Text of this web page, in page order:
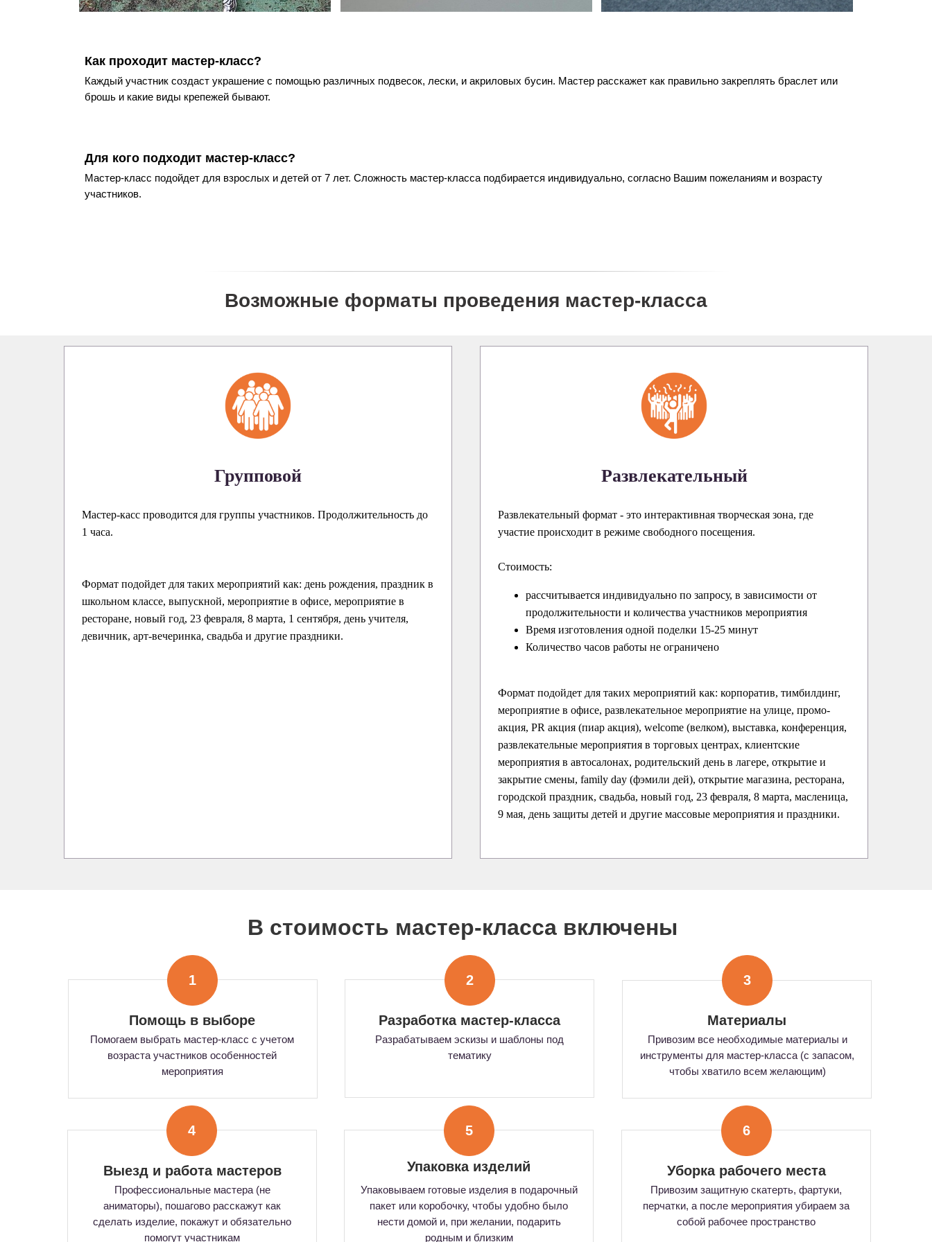
Как проходит мастер-класс?
Каждый участник создаст украшение с помощью различных подвесок, лески, и акриловых бусин. Мастер расскажет как правильно закреплять браслет или
брошь и какие виды крепежей бывают.
Для кого подходит мастер-класс?
Мастер-класс подойдет для взрослых и детей от 7 лет. Сложность мастер-класса подбирается индивидуально, согласно Вашим пожеланиям и возрасту
участников.
Возможные форматы проведения мастер-класса
Групповой
Мастер-касс проводится для группы участников. Продолжительность до
1 часа.
Формат подойдет для таких мероприятий как: день рождения, праздник в
школьном классе, выпускной, мероприятие в офисе, мероприятие в
ресторане, новый год, 23 февраля, 8 марта, 1 сентября, день учителя,
девичник, арт-вечеринка, свадьба и другие праздники.
Развлекательный
Развлекательный формат - это интерактивная творческая зона, где
участие происходит в режиме свободного посещения.
Стоимость:
рассчитывается индивидуально по запросу, в зависимости от
продолжительности и количества участников мероприятия
Время изготовления одной поделки 15-25 минут
Количество часов работы не ограничено
Формат подойдет для таких мероприятий как: корпоратив, тимбилдинг,
мероприятие в офисе, развлекательное мероприятие на улице, промо-
акция, PR акция (пиар акция), welcome (велком), выставка, конференция,
развлекательные мероприятия в торговых центрах, клиентские
мероприятия в автосалонах, родительский день в лагере, открытие и
закрытие смены, family day (фэмили дей), открытие магазина, ресторана,
городской праздник, свадьба, новый год, 23 февраля, 8 марта, масленица,
9 мая, день защиты детей и другие массовые мероприятия и праздники.
Помощь в выборе
В стоимость мастер-класса включены
Помогаем выбрать мастер-класс с учетом
возраста участников особенностей
мероприятия
1
Разработка мастер-класса
Разрабатываем эскизы и шаблоны под
тематику
2
Материалы
Привозим все необходимые материалы и
инструменты для мастер-класса (с запасом,
чтобы хватило всем желающим)
3
Выезд и работа мастеров
Профессиональные мастера (не
аниматоры), пошагово расскажут как
сделать изделие, покажут и обязательно
помогут участникам
4
Упаковка изделий
Упаковываем готовые изделия в подарочный
пакет или коробочку, чтобы удобно было
нести домой и, при желании, подарить
родным и близким
5
Уборка рабочего места
Привозим защитную скатерть, фартуки,
перчатки, а после мероприятия убираем за
собой рабочее пространство
6